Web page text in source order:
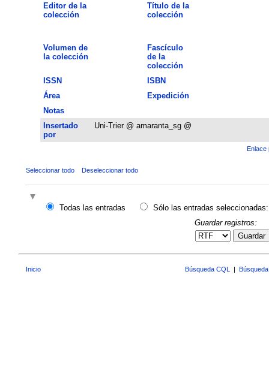
Editor de la
colección
Título de la
colección
Volumen de
la colección
Fascículo
de la
colección
ISSN
ISBN
Área
Expedición
Notas
Insertado
por
Uni-Trier @ amaranta_sg @
Enlace
Seleccionar todo Deseleccionar todo
Todas las entradas
Sólo las entradas seleccionadas:
Guardar registros:
Guardar
Inicio Búsqueda CQL